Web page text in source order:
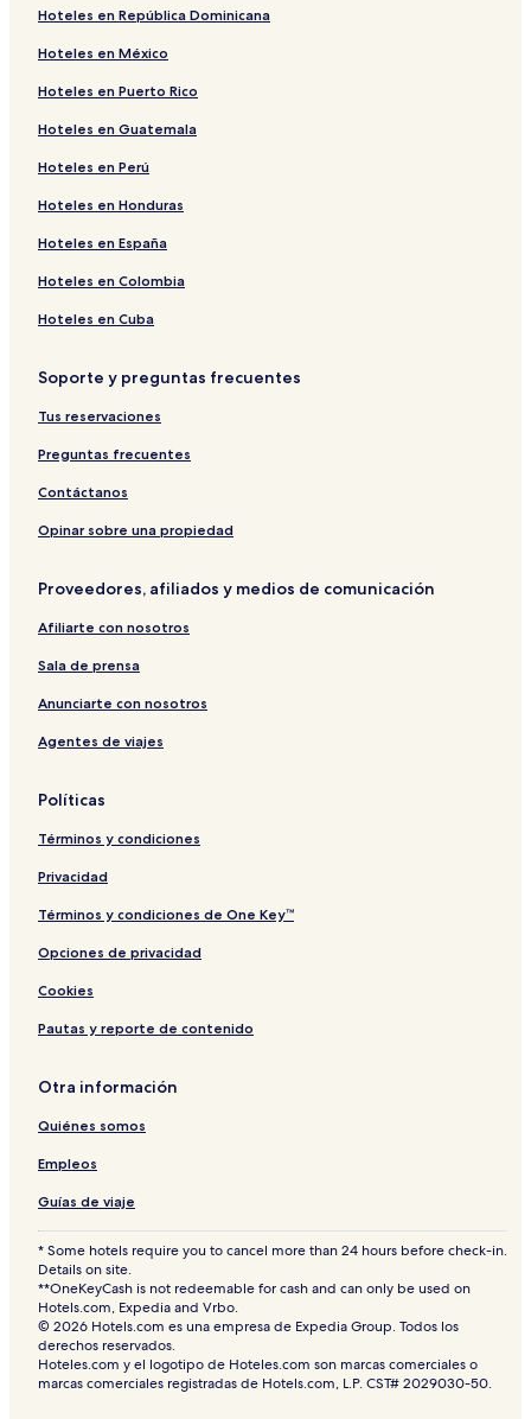
Hoteles en República Dominicana
Hoteles en México
Hoteles en Puerto Rico
Hoteles en Guatemala
Hoteles en Perú
Hoteles en Honduras
Hoteles en España
Hoteles en Colombia
Hoteles en Cuba
Soporte y preguntas frecuentes
Tus reservaciones
Preguntas frecuentes
Contáctanos
Opinar sobre una propiedad
Proveedores, afiliados y medios de comunicación
Afiliarte con nosotros
Sala de prensa
Anunciarte con nosotros
Agentes de viajes
Políticas
Términos y condiciones
Privacidad
Términos y condiciones de One Key™
Opciones de privacidad
Cookies
Pautas y reporte de contenido
Otra información
Quiénes somos
Empleos
Guías de viaje
* Some hotels require you to cancel more than 24 hours before check-in.
Details on site.
**OneKeyCash is not redeemable for cash and can only be used on
Hotels.com, Expedia and Vrbo.
© 2026 Hotels.com es una empresa de Expedia Group. Todos los
derechos reservados.
Hoteles.com y el logotipo de Hoteles.com son marcas comerciales o
marcas comerciales registradas de Hotels.com, L.P. CST# 2029030-50.